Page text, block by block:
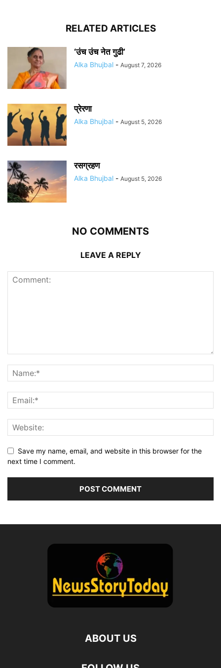
RELATED ARTICLES
‘उंच उंच नेत गुढी’
Alka Bhujbal - August 7, 2026
प्रेरणा
Alka Bhujbal - August 5, 2026
रसग्रहण
Alka Bhujbal - August 5, 2026
NO COMMENTS
LEAVE A REPLY
Save my name, email, and website in this browser for the
next time I comment.
ABOUT US